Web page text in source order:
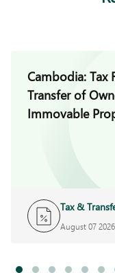
Cambodia: Tax
Transfer of
Immovable
Tax &
August 07 2026